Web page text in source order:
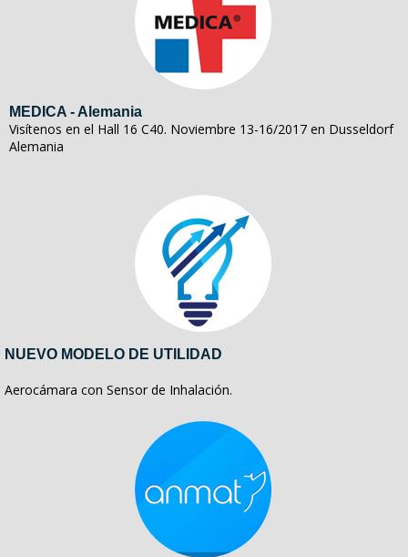
MEDICA - Alemania
Visítenos en el Hall 16 C40. Noviembre 13-16/2017 en Dusseldorf
Alemania
NUEVO MODELO DE UTILIDAD
Aerocámara con Sensor de Inhalación.